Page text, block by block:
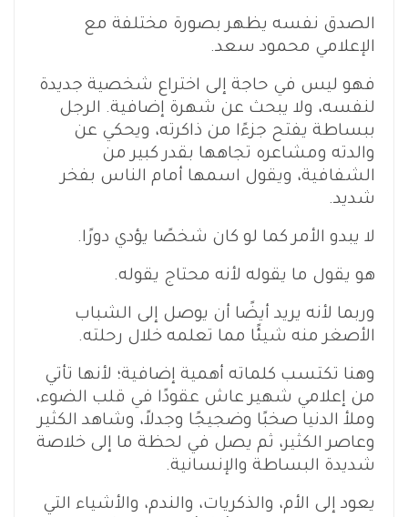
الصدق نفسه يظهر بصورة مختلفة مع
الإعلامي محمود سعد.
فهو ليس في حاجة إلى اختراع شخصية جديدة
لنفسه، ولا يبحث عن شهرة إضافية. الرجل
ببساطة يفتح جزءًا من ذاكرته، ويحكي عن
والدته ومشاعره تجاهها بقدر كبير من
الشفافية، ويقول اسمها أمام الناس بفخر
شديد.
لا يبدو الأمر كما لو كان شخصًا يؤدي دورًا.
هو يقول ما يقوله لأنه محتاج يقوله.
وربما لأنه يريد أيضًا أن يوصل إلى الشباب
الأصغر منه شيئًا مما تعلمه خلال رحلته.
وهنا تكتسب كلماته أهمية إضافية؛ لأنها تأتي
من إعلامي شهير عاش عقودًا في قلب الضوء،
وملأ الدنيا صخبًا وضجيجًا وجدلاً، وشاهد الكثير
وعاصر الكثير، ثم يصل في لحظة ما إلى خلاصة
شديدة البساطة والإنسانية.
يعود إلى الأم، والذكريات، والندم، والأشياء التي